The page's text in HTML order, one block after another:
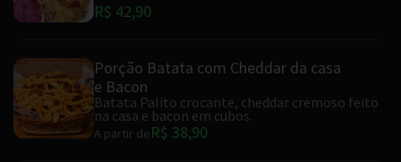
R$ 42,90
Porção Batata com Cheddar da casa
e Bacon
Batata Palito crocante, cheddar cremoso feito
na casa e bacon em cubos.
A partir deR$ 38,90